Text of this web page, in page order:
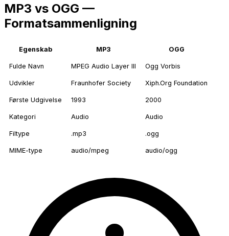
MP3 vs OGG —
Formatsammenligning
Egenskab MP3 OGG
Fulde Navn MPEG Audio Layer III Ogg Vorbis
Udvikler Fraunhofer Society Xiph.Org Foundation
Første Udgivelse 1993 2000
Kategori Audio Audio
Filtype .mp3 .ogg
MIME-type audio/mpeg audio/ogg